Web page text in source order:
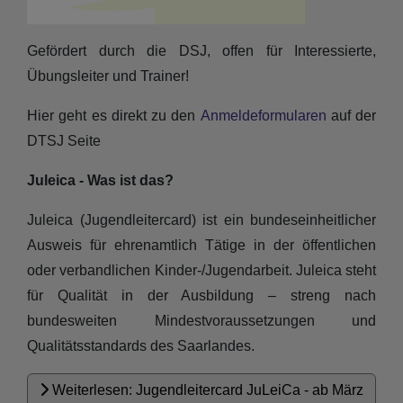
Gefördert durch die DSJ, offen für Interessierte,
Übungsleiter und Trainer!
Hier geht es direkt zu den Anmeldeformularen auf der
DTSJ Seite
Juleica - Was ist das?
Juleica (Jugendleitercard) ist ein bundeseinheitlicher
Ausweis für ehrenamtlich Tätige in der öffentlichen
oder verbandlichen Kinder-/Jugendarbeit. Juleica steht
für Qualität in der Ausbildung – streng nach
bundesweiten Mindestvoraussetzungen und
Qualitätsstandards des Saarlandes.
Weiterlesen: Jugendleitercard JuLeiCa - ab März